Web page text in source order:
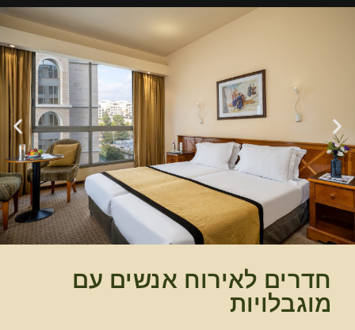
חדרים לאירוח אנשים עם
מוגבלויות